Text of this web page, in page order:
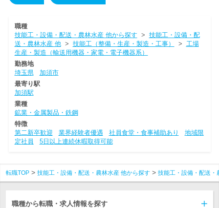
職種
技能工・設備・配送・農林水産 他から探す > 技能工・設備・配
送・農林水産 他> 技能工（整備・生産・製造・工事） > 工場
生産・製造（輸送用機器・家電・電子機器系）
勤務地
埼玉県
加須市
最寄り駅
加須駅
業種
鉱業・金属製品・鉄鋼
特徴
第二新卒歓迎
業界経験者優遇 社員食堂・食事補助あり
地域限
定社員
5日以上連続休暇取得可能
転職TOP 技能工・設備・配送・農林水産 他から探す 技能工・設備・配送・
職種から転職・求人情報を探す